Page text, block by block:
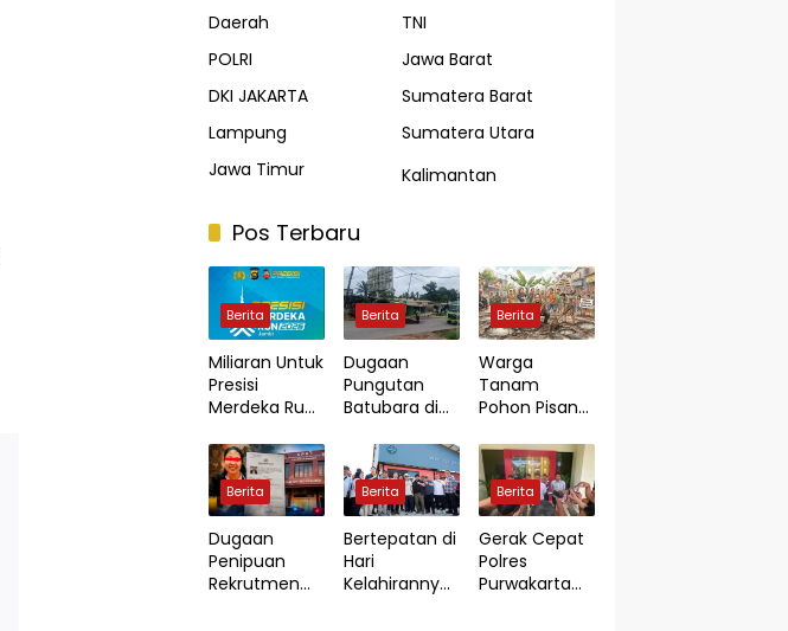
Daerah
TNI
POLRI
Jawa Barat
DKI JAKARTA
Sumatera Barat
Lampung
Sumatera Utara
Jawa Timur
Kalimantan
Pos Terbaru
Berita
Miliaran Untuk
Presisi
Merdeka Run,
Mengapa
Bukan Untuk
Pendidikan?
Berita
Dugaan
Pungutan
Batubara di
Disorot,
Macan Asia
Desak Buka
Dasar Hukum
dan Aliran
Dana
Berita
Warga
Tanam
Pohon Pisang,
Orlanda dan
Sekda Angkat
Bicara
Berita
Dugaan
Penipuan
Rekrutmen
Berita
Bertepatan di
Hari
Kelahirannya
Berita
Gerak Cepat
Polres
Purwakarta